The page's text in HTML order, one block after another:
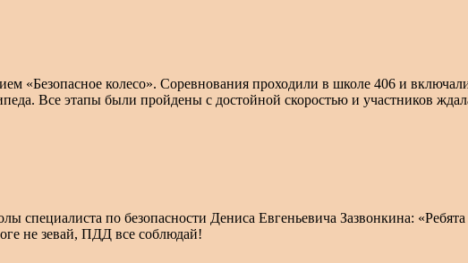
«Безопасное колесо». Соревнования проходили в школе 406 и
Все этапы были пройдены с достойной скоростью и участников
по безопасности Дениса Евгеньевича Зазвонкина:
не зевай, ПДД все соблюдай!